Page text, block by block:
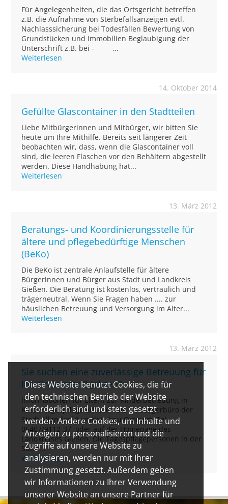
Diese Website benutzt Cookies, die für
den technischen Betrieb der Website
erforderlich sind und stets gesetzt
werden. Andere Cookies, um Inhalte und
Anzeigen zu personalisieren und die
Zugriffe auf unsere Website zu
analysieren, werden nur mit Ihrer
Zustimmung gesetzt. Außerdem geben
wir Informationen zu Ihrer Verwendung
unserer Website an unsere Partner für
Für Angelegenheiten, die das Ortsgericht betreffen
z.B. die Aufnahme von Sterbefallsanzeigen evtl.
Nachlasssicherung bei Todesfällen Bewertung von
Grundstücken und Immobilien Beglaubigung der
Unterschrift z.B. bei - ...
Weiterlesen
14. Oktober 2014
Gefüllte Glascontainer in den Stadtteilen
Liebe Mitbürgerinnen und Mitbürger, wir bitten Sie
heute um Ihre Mithilfe. Bereits seit längerer Zeit
beobachten wir, dass, wenn die Glascontainer voll
sind, die leeren Flaschen vor den Behältern abgestellt
werden. Diese Handhabung hat...
Weiterlesen
13. März 2012
Beratungs- und Koordinierungsstelle für
ältere und pflegebedürftige Menschen
(BeKo)
Die BeKo ist zentrale Anlaufstelle für ältere
Bürgerinnen und Bürger aus Stadt und Landkreis
Gießen. Die Beratung ist kostenlos, vertraulich und
trägerneutral. Wenn Sie Fragen haben .... zur
häuslichen Betreuung und Versorgung im Alter...
Weiterlesen
13. März 2012
Sie suchen eine zuverlässige Betreuung für
Ihr Kind unter 3 Jahren?
Informationen für Eltern zur Kinderbetreuung in
Kindertagespflege erhalten Sie im Bürgerbüro der
Stadt Allendorf (Lumda), Frau Ommert, Tel.
06407/9112-37, oder auf der Homepage des
Landkreises Gießen. Die Tagespflegepersonen in der
Stadt...
Weiterlesen